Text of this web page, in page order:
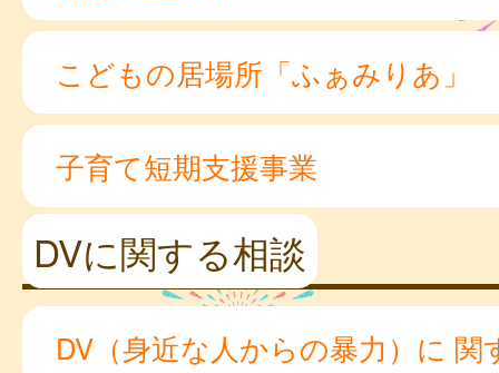
こどもの居場所「ふぁみりあ」
子育て短期支援事業
DVに関する相談
DV（身近な人からの暴力）に 関